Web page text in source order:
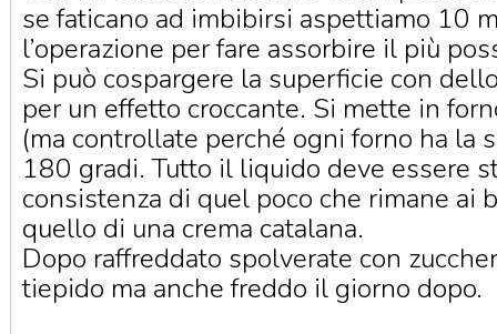
se faticano ad imbibirsi aspettiamo 10
l’operazione per fare assorbire il più
Si può cospargere la superficie con
per un effetto croccante. Si mette in
(ma controllate perché ogni forno ha la
180 gradi. Tutto il liquido deve essere
consistenza di quel poco che rimane ai
quello di una crema catalana.
Dopo raffreddato spolverate con
tiepido ma anche freddo il giorno dopo.